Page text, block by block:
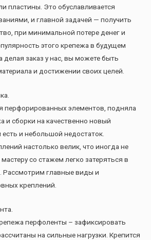
пластины. Это обуславливается
и главной задачей — получить
при минимальной потере денег и
этого крепежа в будущем
делая заказ у нас, вы можете быть
и достижении своих целей.
перфорированных элементов, подняла
и сборки на качественно новый
и небольшой недостаток.
настолько велик, что иногда не
со стажем легко затеряться в
Рассмотрим главные виды и
креплений.
перфоленты – зафиксировать
на сильные нагрузки. Крепится